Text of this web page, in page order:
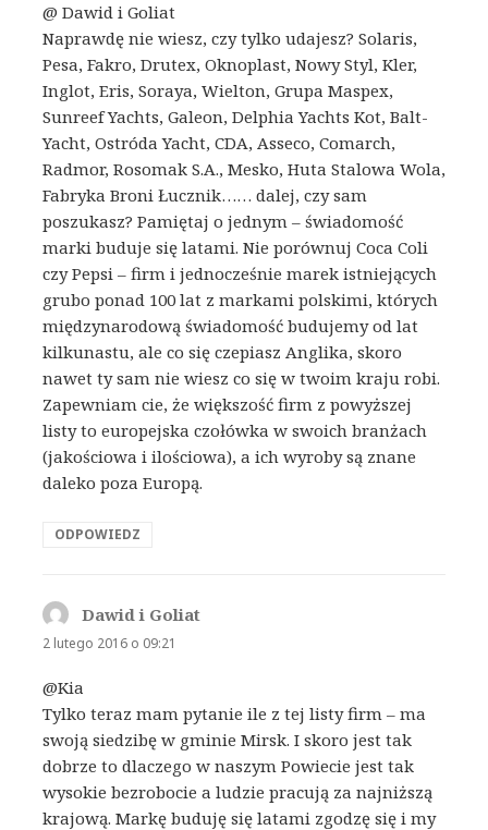
@ Dawid i Goliat
Naprawdę nie wiesz, czy tylko udajesz? Solaris,
Pesa, Fakro, Drutex, Oknoplast, Nowy Styl, Kler,
Inglot, Eris, Soraya, Wielton, Grupa Maspex,
Sunreef Yachts, Galeon, Delphia Yachts Kot, Balt-
Yacht, Ostróda Yacht, CDA, Asseco, Comarch,
Radmor, Rosomak S.A., Mesko, Huta Stalowa Wola,
Fabryka Broni Łucznik…… dalej, czy sam
poszukasz? Pamiętaj o jednym – świadomość
marki buduje się latami. Nie porównuj Coca Coli
czy Pepsi – firm i jednocześnie marek istniejących
grubo ponad 100 lat z markami polskimi, których
międzynarodową świadomość budujemy od lat
kilkunastu, ale co się czepiasz Anglika, skoro
nawet ty sam nie wiesz co się w twoim kraju robi.
Zapewniam cie, że większość firm z powyższej
listy to europejska czołówka w swoich branżach
(jakościowa i ilościowa), a ich wyroby są znane
daleko poza Europą.
ODPOWIEDZ
Dawid i Goliatpisze:
2 lutego 2016 o 09:21
@Kia
Tylko teraz mam pytanie ile z tej listy firm – ma
swoją siedzibę w gminie Mirsk. I skoro jest tak
dobrze to dlaczego w naszym Powiecie jest tak
wysokie bezrobocie a ludzie pracują za najniższą
krajową. Markę buduję się latami zgodzę się i my